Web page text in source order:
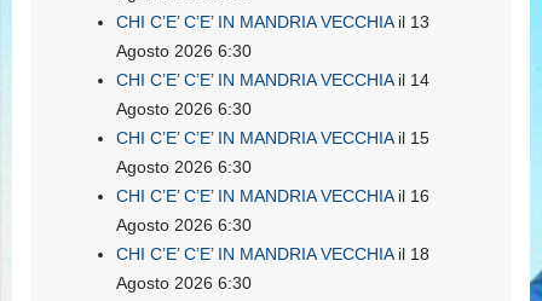
CHI C’E’ C’E’ IN MANDRIA VECCHIAil 13
Agosto 2026 6:30
CHI C’E’ C’E’ IN MANDRIA VECCHIAil 14
Agosto 2026 6:30
CHI C’E’ C’E’ IN MANDRIA VECCHIAil 15
Agosto 2026 6:30
CHI C’E’ C’E’ IN MANDRIA VECCHIAil 16
Agosto 2026 6:30
CHI C’E’ C’E’ IN MANDRIA VECCHIAil 18
Agosto 2026 6:30